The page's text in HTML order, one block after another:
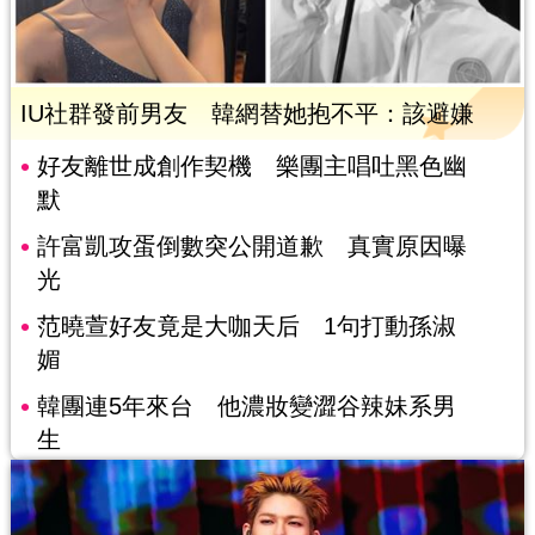
IU社群發前男友 韓網替她抱不平：該避嫌
好友離世成創作契機 樂團主唱吐黑色幽
默
許富凱攻蛋倒數突公開道歉 真實原因曝
光
范曉萱好友竟是大咖天后 1句打動孫淑
媚
韓團連5年來台 他濃妝變澀谷辣妹系男
生